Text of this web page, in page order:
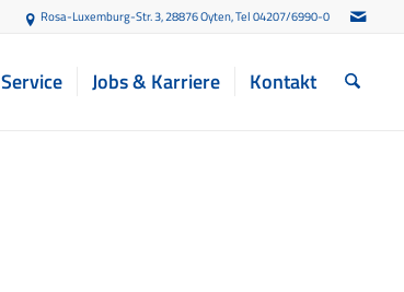
Rosa-Luxemburg-Str. 3, 28876 Oyten, Tel 04207/6990-0
Service Jobs & Karriere Kontakt